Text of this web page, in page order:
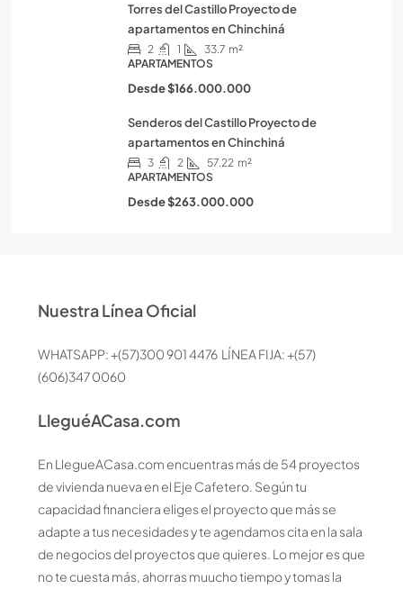
Torres del Castillo Proyecto de
apartamentos en Chinchiná
2 1 33.7 m²
APARTAMENTOS
Desde$166.000.000
Senderos del Castillo Proyecto de
apartamentos en Chinchiná
3 2 57.22 m²
APARTAMENTOS
Desde$263.000.000
Nuestra Línea Oficial
WHATSAPP: +(57)300 901 4476 LÍNEA FIJA: +(57)
(606)347 0060
LleguéACasa.com
En LlegueACasa.com encuentras más de 54 proyectos
de vivienda nueva en el Eje Cafetero. Según tu
capacidad financiera eliges el proyecto que más se
adapte a tus necesidades y te agendamos cita en la sala
de negocios del proyectos que quieres. Lo mejor es que
no te cuesta más, ahorras muucho tiempo y tomas la